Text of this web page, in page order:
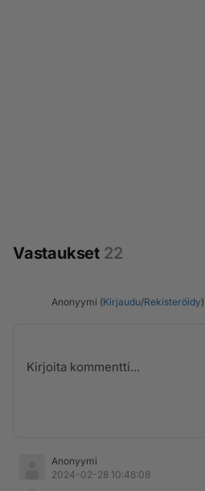
Vastaukset 22
Anonyymi (Kirjaudu/Rekisteröidy)
Anonyymi
2024-02-28 10:48:08